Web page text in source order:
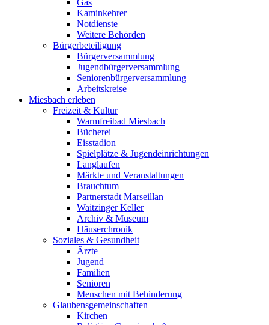
Gas
Kaminkehrer
Notdienste
Weitere Behörden
Bürgerbeteiligung
Bürgerversammlung
Jugendbürgerversammlung
Seniorenbürgerversammlung
Arbeitskreise
Miesbach erleben
Freizeit & Kultur
Warmfreibad Miesbach
Bücherei
Eisstadion
Spielplätze & Jugendeinrichtungen
Langlaufen
Märkte und Veranstaltungen
Brauchtum
Partnerstadt Marseillan
Waitzinger Keller
Archiv & Museum
Häuserchronik
Soziales & Gesundheit
Ärzte
Jugend
Familien
Senioren
Menschen mit Behinderung
Glaubensgemeinschaften
Kirchen